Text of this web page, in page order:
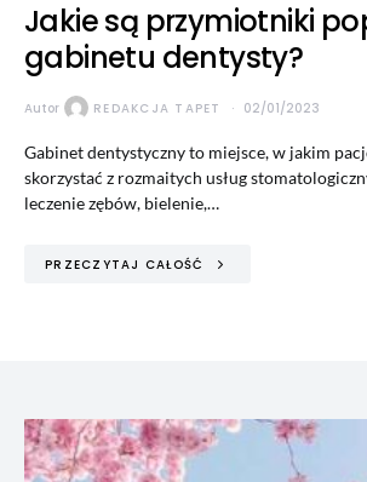
Jakie są przymiotniki
gabinetu dentysty?
Autor REDAKCJA TAPET 02/01/2023
Gabinet dentystyczny to miejsce, w jakim
skorzystać z rozmaitych usług
leczenie zębów, bielenie,…
PRZECZYTAJ CAŁOŚĆ